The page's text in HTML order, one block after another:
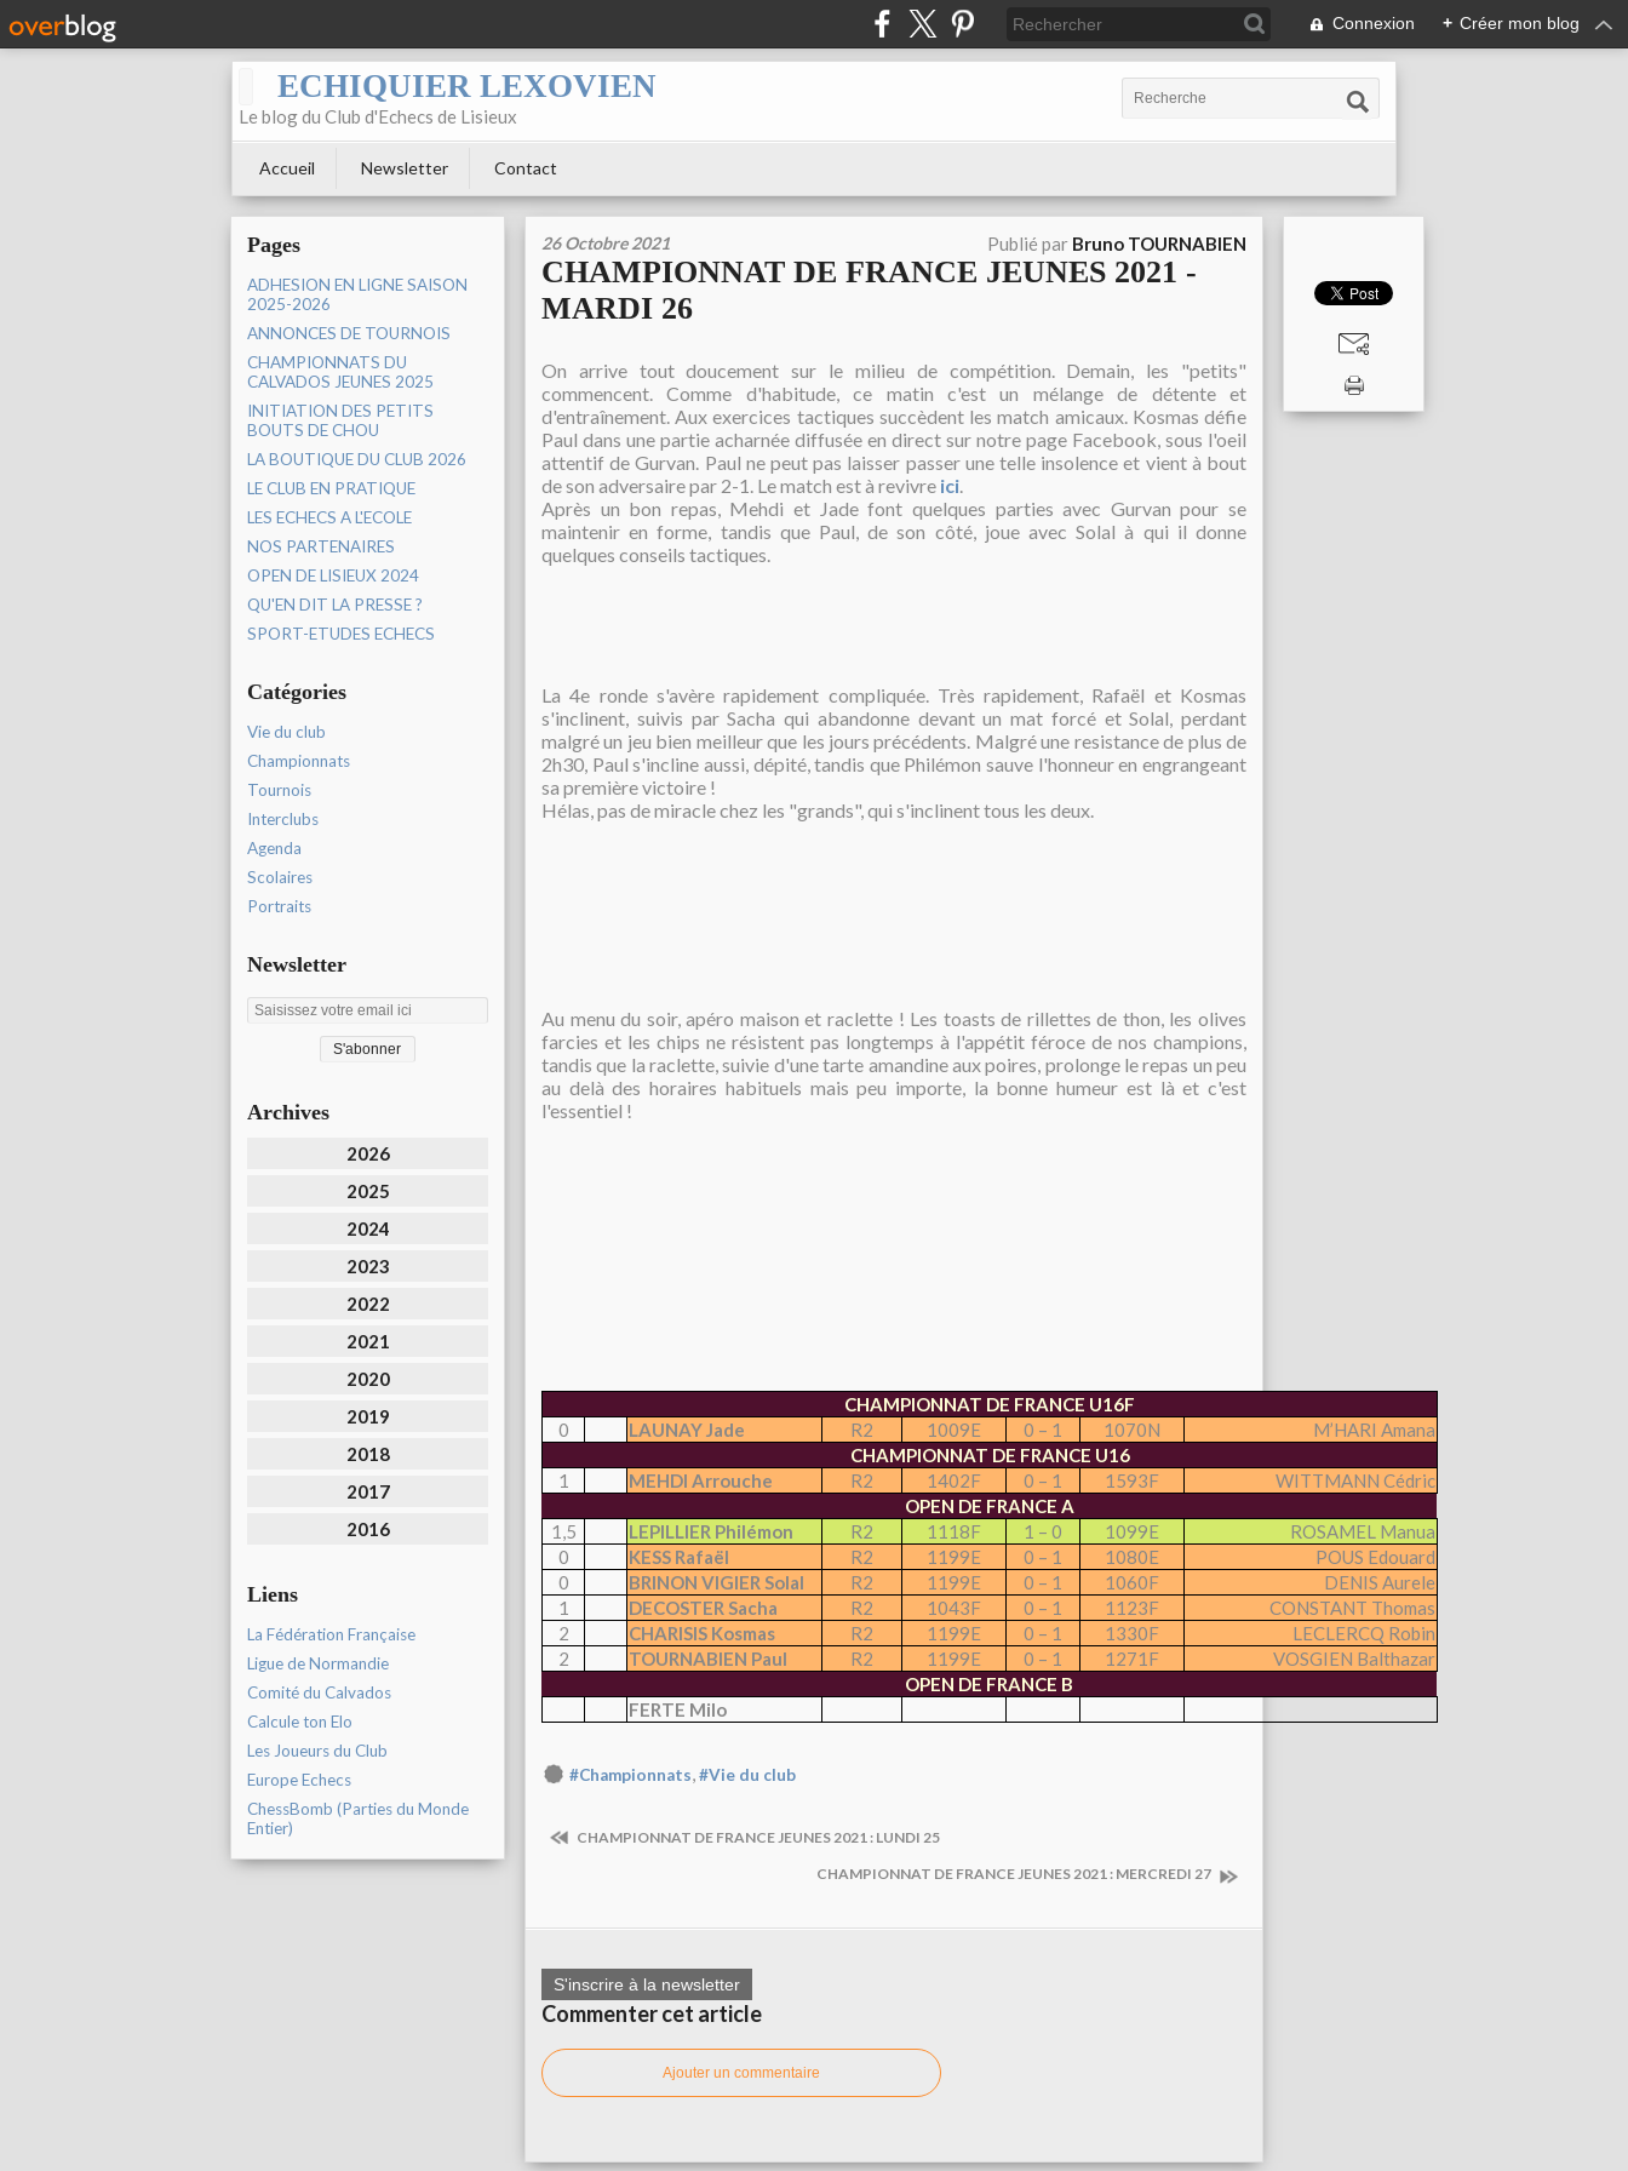
Connexion + Créer mon blog
ECHIQUIER LEXOVIEN
Le blog du Club d'Echecs de Lisieux
Accueil Newsletter Contact
Pages
ADHESION EN LIGNE SAISON
2025-2026
ANNONCES DE TOURNOIS
CHAMPIONNATS DU
CALVADOS JEUNES 2025
INITIATION DES PETITS
BOUTS DE CHOU
LA BOUTIQUE DU CLUB 2026
LE CLUB EN PRATIQUE
LES ECHECS A L'ECOLE
NOS PARTENAIRES
OPEN DE LISIEUX 2024
QU'EN DIT LA PRESSE ?
SPORT-ETUDES ECHECS
Catégories
Vie du club
Championnats
Tournois
Interclubs
Agenda
Scolaires
Portraits
Newsletter
Archives
2026
2025
2024
2023
2022
2021
2020
2019
2018
2017
2016
Liens
La Fédération Française
Ligue de Normandie
Comité du Calvados
Calcule ton Elo
Les Joueurs du Club
Europe Echecs
ChessBomb (Parties du Monde
Entier)
26 Octobre 2021 Publié par Bruno TOURNABIEN
CHAMPIONNAT DE FRANCE JEUNES 2021 -
MARDI 26
On arrive tout doucement sur le milieu de compétition. Demain, les "petits"
commencent. Comme d'habitude, ce matin c'est un mélange de détente et
d'entraînement. Aux exercices tactiques succèdent les match amicaux. Kosmas défie
Paul dans une partie acharnée diffusée en direct sur notre page Facebook, sous l'oeil
attentif de Gurvan. Paul ne peut pas laisser passer une telle insolence et vient à bout
de son adversaire par 2-1. Le match est à revivre ici.
Après un bon repas, Mehdi et Jade font quelques parties avec Gurvan pour se
maintenir en forme, tandis que Paul, de son côté, joue avec Solal à qui il donne
quelques conseils tactiques.
La 4e ronde s'avère rapidement compliquée. Très rapidement, Rafaël et Kosmas
s'inclinent, suivis par Sacha qui abandonne devant un mat forcé et Solal, perdant
malgré un jeu bien meilleur que les jours précédents. Malgré une resistance de plus de
2h30, Paul s'incline aussi, dépité, tandis que Philémon sauve l'honneur en engrangeant
sa première victoire !
Hélas, pas de miracle chez les "grands", qui s'inclinent tous les deux.
Au menu du soir, apéro maison et raclette ! Les toasts de rillettes de thon, les olives
farcies et les chips ne résistent pas longtemps à l'appétit féroce de nos champions,
tandis que la raclette, suivie d'une tarte amandine aux poires, prolonge le repas un peu
au delà des horaires habituels mais peu importe, la bonne humeur est là et c'est
l'essentiel !
CHAMPIONNAT DE FRANCE U16F
0
LAUNAY Jade R2 1009E 0 – 1 1070N
M’HARI Amana
CHAMPIONNAT DE FRANCE U16
1
MEHDI Arrouche R2 1402F 0 – 1 1593F
WITTMANN Cédric
OPEN DE FRANCE A
1,5
LEPILLIER Philémon R2 1118F 1 – 0 1099E
ROSAMEL Manua
0
KESS Rafaël R2 1199E 0 – 1 1080E
POUS Edouard
0
BRINON VIGIER Solal R2 1199E 0 – 1 1060F
DENIS Aurele
1
DECOSTER Sacha R2 1043F 0 – 1 1123F
CONSTANT Thomas
2
CHARISIS Kosmas R2 1199E 0 – 1 1330F
LECLERCQ Robin
2
TOURNABIEN Paul R2 1199E 0 – 1 1271F
VOSGIEN Balthazar
OPEN DE FRANCE B
FERTE Milo
#Championnats,#Vie du club
CHAMPIONNAT DE FRANCE JEUNES 2021 : LUNDI 25
CHAMPIONNAT DE FRANCE JEUNES 2021 : MERCREDI 27
S'inscrire à la newsletter
Commenter cet article
Ajouter un commentaire